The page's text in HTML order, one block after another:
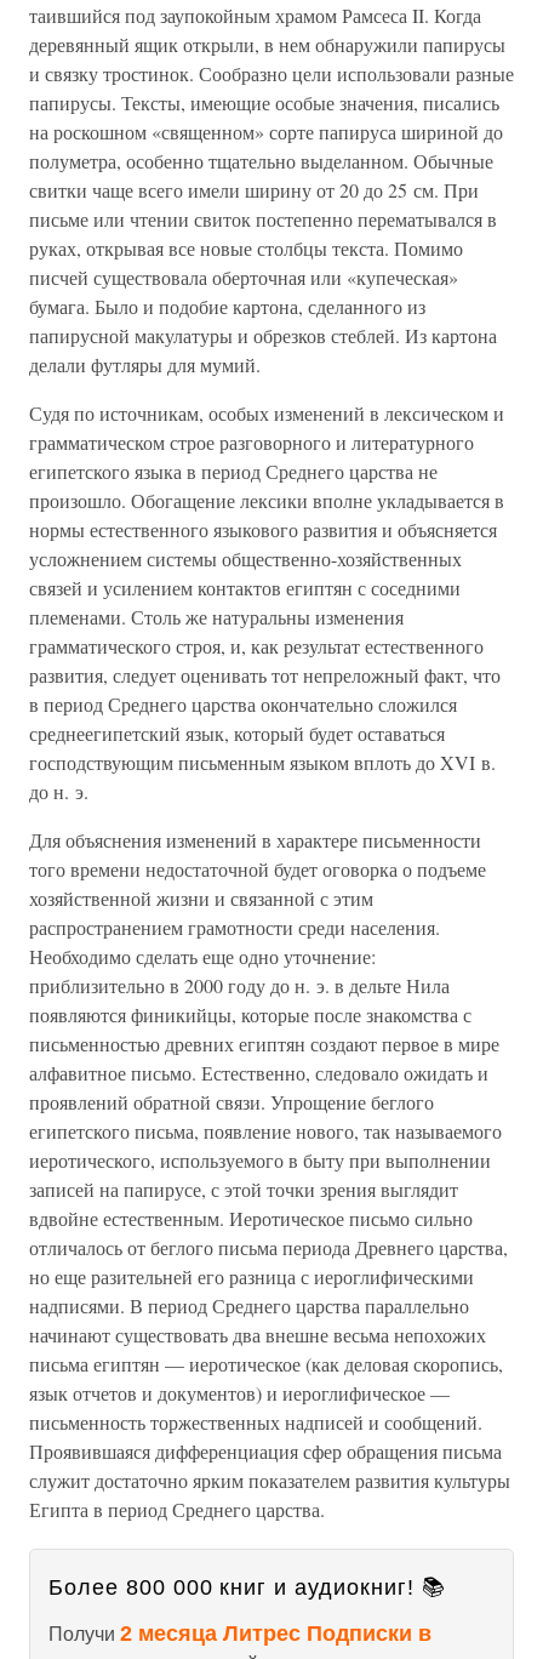
таившийся под заупокойным храмом Рамсеса II. Когда
деревянный ящик открыли, в нем обнаружили папирусы
и связку тростинок. Сообразно цели использовали разные
папирусы. Тексты, имеющие особые значения, писались
на роскошном «священном» сорте папируса шириной до
полуметра, особенно тщательно выделанном. Обычные
свитки чаще всего имели ширину от 20 до 25 см. При
письме или чтении свиток постепенно перематывался в
руках, открывая все новые столбцы текста. Помимо
писчей существовала оберточная или «купеческая»
бумага. Было и подобие картона, сделанного из
папирусной макулатуры и обрезков стеблей. Из картона
делали футляры для мумий.
Судя по источникам, особых изменений в лексическом и
грамматическом строе разговорного и литературного
египетского языка в период Среднего царства не
произошло. Обогащение лексики вполне укладывается в
нормы естественного языкового развития и объясняется
усложнением системы общественно-хозяйственных
связей и усилением контактов египтян с соседними
племенами. Столь же натуральны изменения
грамматического строя, и, как результат естественного
развития, следует оценивать тот непреложный факт, что
в период Среднего царства окончательно сложился
среднеегипетский язык, который будет оставаться
господствующим письменным языком вплоть до XVI в.
до н. э.
Для объяснения изменений в характере письменности
того времени недостаточной будет оговорка о подъеме
хозяйственной жизни и связанной с этим
распространением грамотности среди населения.
Необходимо сделать еще одно уточнение:
приблизительно в 2000 году до н. э. в дельте Нила
появляются финикийцы, которые после знакомства с
письменностью древних египтян создают первое в мире
алфавитное письмо. Естественно, следовало ожидать и
проявлений обратной связи. Упрощение беглого
египетского письма, появление нового, так называемого
иеротического, используемого в быту при выполнении
записей на папирусе, с этой точки зрения выглядит
вдвойне естественным. Иеротическое письмо сильно
отличалось от беглого письма периода Древнего царства,
но еще разительней его разница с иероглифическими
надписями. В период Среднего царства параллельно
начинают существовать два внешне весьма непохожих
письма египтян — иеротическое (как деловая скоропись,
язык отчетов и документов) и иероглифическое —
письменность торжественных надписей и сообщений.
Проявившаяся дифференциация сфер обращения письма
служит достаточно ярким показателем развития культуры
Египта в период Среднего царства.
Более 800 000 книг и аудиокниг! 📚
Получи 2 месяца Литрес Подписки в